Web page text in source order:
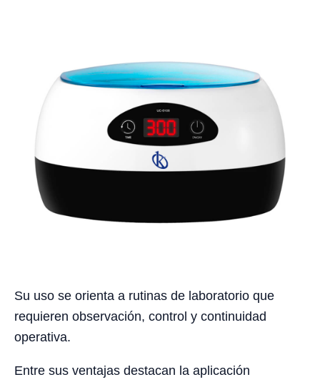
Su uso se orienta a rutinas de laboratorio que
requieren observación, control y continuidad
operativa.
Entre sus ventajas destacan la aplicación